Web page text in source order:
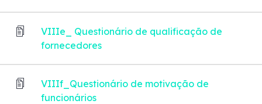
VIIIe_ Questionário de qualificação de
fornecedores
VIIIf_Questionário de motivação de
funcionários